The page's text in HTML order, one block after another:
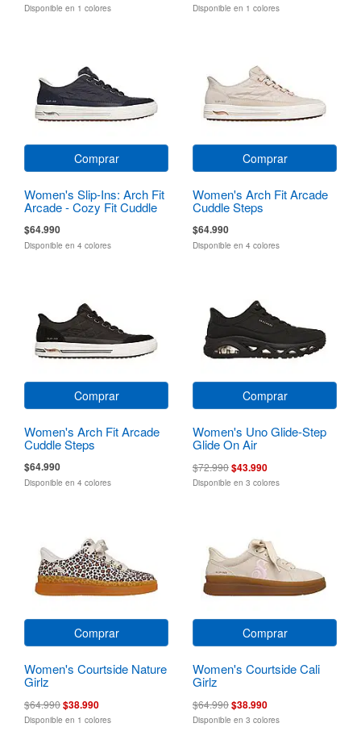
Disponible en 1 colores Disponible en 1 colores
Comprar
Women's Slip-Ins: Arch Fit
Arcade - Cozy Fit Cuddle
$64.990
Disponible en 4 colores
Comprar
Women's Arch Fit Arcade
Cuddle Steps
$64.990
Disponible en 4 colores
Comprar
Women's Arch Fit Arcade
Cuddle Steps
$64.990
Disponible en 4 colores
Comprar
Women's Uno Glide-Step
Glide On Air
$72.990$43.990
Disponible en 3 colores
Comprar
Women's Courtside Nature
Girlz
$64.990$38.990
Disponible en 1 colores
Comprar
Women's Courtside Cali
Girlz
$64.990$38.990
Disponible en 3 colores